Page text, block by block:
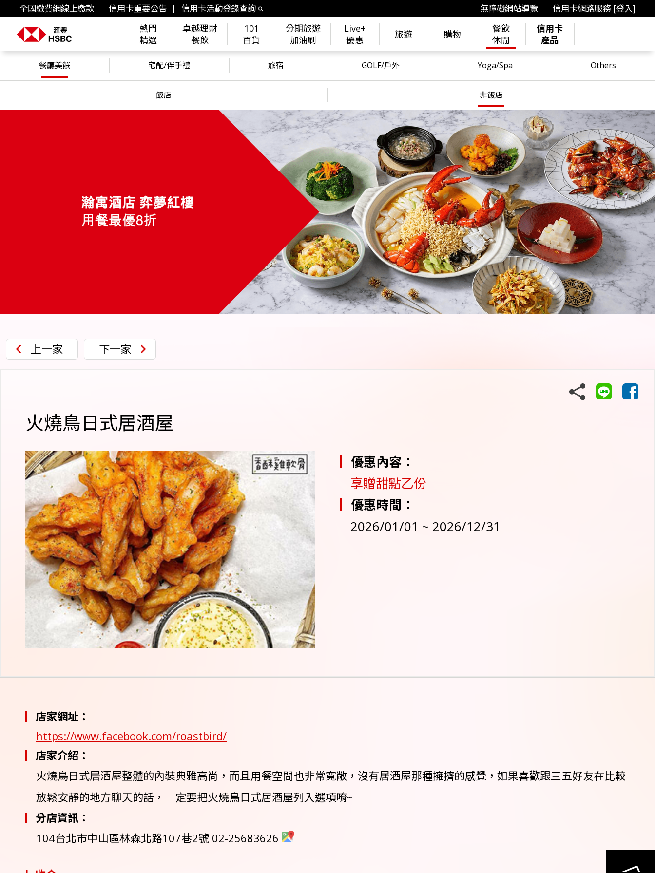
全國繳費網線上繳款 信用卡重要公告 信用卡活動登錄查詢 無障礙網站導覽
信用卡網路服務 [登入]
熱門
精選
卓越理財
餐飲
101
百貨
分期旅遊
加油刷
Live+
優惠
旅遊 購物
餐飲
休閒
信用卡
產品
餐廳美饌
飯店 非飯店
宅配/伴手禮 旅宿 GOLF/戶外 Yoga/Spa Others
上一家 下一家
火燒鳥日式居酒屋
優惠內容：
享贈甜點乙份
優惠時間：
2026/01/01 ~ 2026/12/31
店家網址：
https://www.facebook.com/roastbird/
店家介紹：
火燒鳥日式居酒屋整體的內裝典雅高尚，而且用餐空間也非常寬敞，沒有居酒屋那種擁擠的感覺，如果喜歡跟三五好友在比較
放鬆安靜的地方聊天的話，一定要把火燒鳥日式居酒屋列入選項唷~
分店資訊：
104台北市中山區林森北路107巷2號 02-25683626